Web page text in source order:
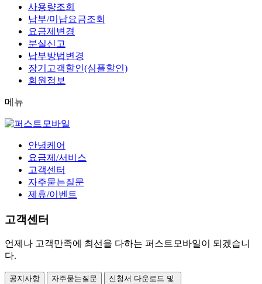
사용량조회
납부/미납요금조회
요금제변경
분실신고
납부방법변경
장기고객할인(심플할인)
회원정보
메뉴
안녕케어
요금제/서비스
고객센터
자주묻는질문
제휴/이벤트
고객센터
언제나 고객만족에 최선을 다하는 퍼스트모바일이 되겠습니
다.
공지사항 자주묻는질문
신청서 다운로드 및